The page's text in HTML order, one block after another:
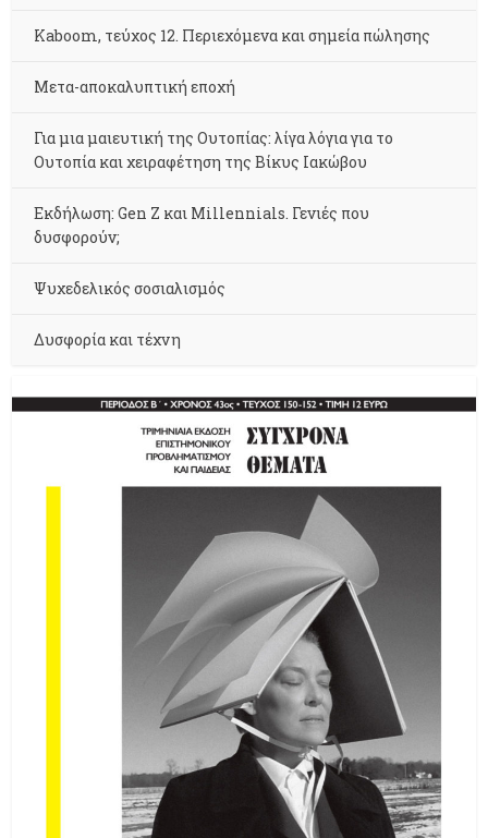
Kaboom, τεύχος 12. Περιεχόμενα και σημεία πώλησης
Μετα-αποκαλυπτική εποχή
Για μια μαιευτική της Ουτοπίας: λίγα λόγια για το
Ουτοπία και χειραφέτηση της Βίκυς Ιακώβου
Εκδήλωση: Gen Z και Millennials. Γενιές που
δυσφορούν;
Ψυχεδελικός σοσιαλισμός
Δυσφορία και τέχνη